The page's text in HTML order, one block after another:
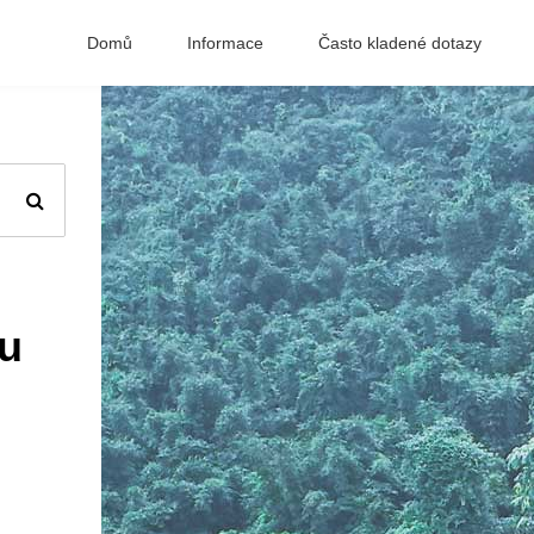
Domů Informace Často kladené dotazy